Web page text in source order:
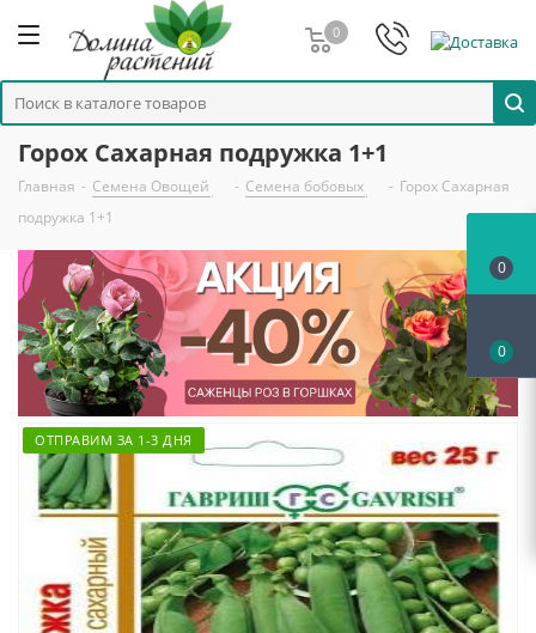
0
Горох Сахарная подружка 1+1
Главная - Семена Овощей - Семена бобовых - Горох Сахарная
подружка 1+1
ОТПРАВИМ ЗА 1-3 ДНЯ
0
0